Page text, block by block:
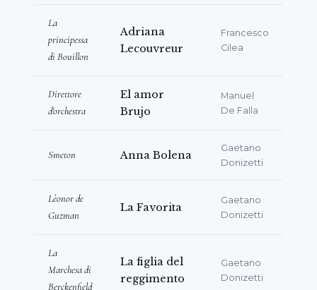
BatistaとG. Voronkov、RTVEオーケストラ
および合唱団とのJavier Corcuera、Teatro
Coves、PalauでのXavier PuigとJosep
Mindan、Teatro Principal de Mahónでの
Elio OrciuoloとDaniel Martínez、
Diederich、E. Colomer、A. Backlanらが
いる。
でもある。2019〜20年には、彼女の喜劇オペラ
Dos Divas y un Destino*（二人のディーヴ
La
principessa
di Bouillon
Adriana
Lecouvreur
Francesco
Cilea
Direttore
d'orchestra
El amor
Brujo
Manuel
De Falla
Smeton Anna Bolena
Gaetano
Donizetti
Lèonor de
Guzman
La Favorita
Gaetano
Donizetti
La
Marchesa di
Berckenfield
La figlia del
reggimento
Gaetano
Donizetti